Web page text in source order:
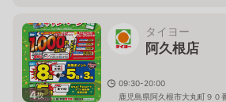
4枚
タイヨー
阿久根店
09:30-20:00
鹿児島県阿久根市大丸町９０